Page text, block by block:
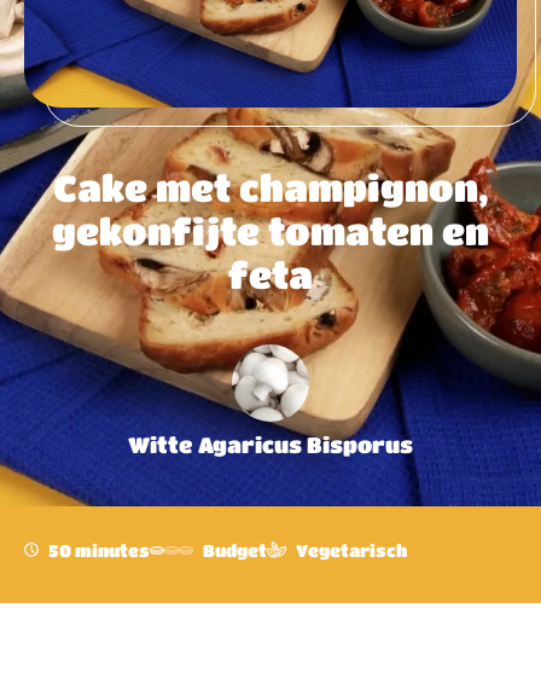
Cake met champignon,
gekonfijte tomaten en
feta
Witte Agaricus Bisporus
50 minutes Budget Vegetarisch